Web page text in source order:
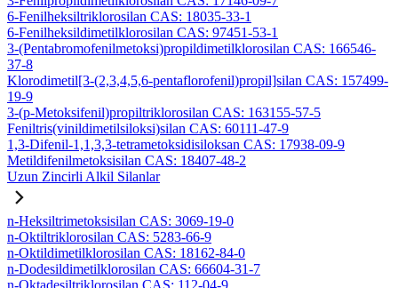
6-Fenilheksiltriklorosilan CAS: 18035-33-1
6-Fenilheksildimetilklorosilan CAS: 97451-53-1
3-(Pentabromofenilmetoksi)propildimetilklorosilan CAS: 166546-
37-8
Klorodimetil[3-(2,3,4,5,6-pentaflorofenil)propil]silan CAS: 157499-
19-9
3-(p-Metoksifenil)propiltriklorosilan CAS: 163155-57-5
Feniltris(vinildimetilsiloksi)silan CAS: 60111-47-9
1,3-Difenil-1,1,3,3-tetrametoksidisiloksan CAS: 17938-09-9
Metildifenilmetoksisilan CAS: 18407-48-2
Uzun Zincirli Alkil Silanlar
n-Heksiltrimetoksisilan CAS: 3069-19-0
n-Oktiltriklorosilan CAS: 5283-66-9
n-Oktildimetilklorosilan CAS: 18162-84-0
n-Dodesildimetilklorosilan CAS: 66604-31-7
n-Oktadesiltriklorosilan CAS: 112-04-9